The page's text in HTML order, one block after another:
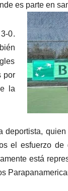
es parte en
0.
por
la
el esfuerzo
está